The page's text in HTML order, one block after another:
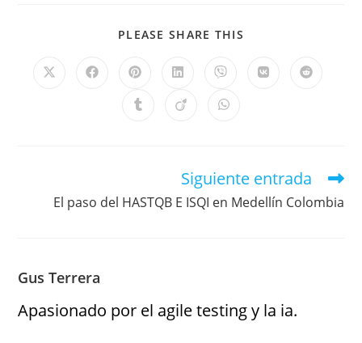
PLEASE SHARE THIS
Siguiente entrada
El paso del HASTQB E ISQI en Medellín Colombia
Gus Terrera
Apasionado por el agile testing y la ia.